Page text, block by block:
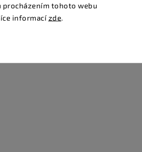
procházením tohoto webu
informací zde